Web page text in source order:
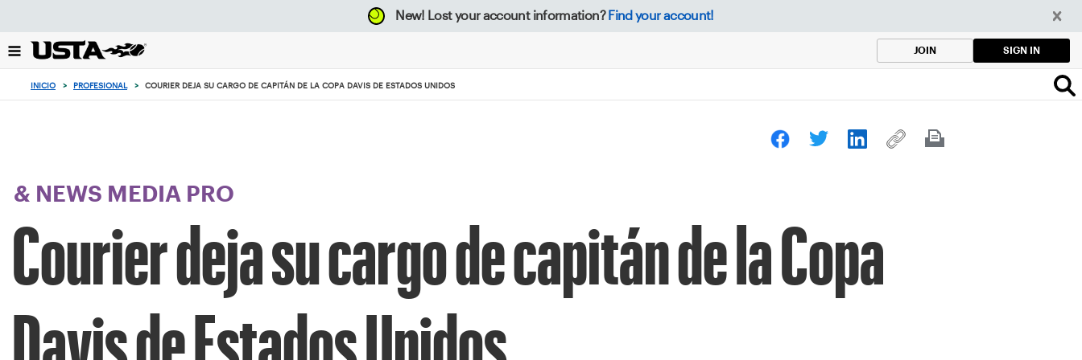
el
botón
New! Lost your account information? Find your account!
JOIN SIGN IN
INICIO > PROFESIONAL > COURIER DEJA SU CARGO DE CAPITÁN DE LA COPA DAVIS DE ESTADOS UNIDOS
& NEWS MEDIA PRO
Courier deja su cargo de capitán de la Copa
Davis de Estados Unidos